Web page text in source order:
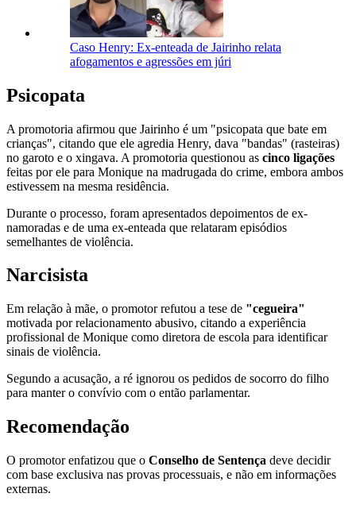
Caso Henry: Ex-enteada de Jairinho relata
afogamentos e agressões em júri
Psicopata
A promotoria afirmou que Jairinho é um "psicopata que bate em
crianças", citando que ele agredia Henry, dava "bandas" (rasteiras)
no garoto e o xingava. A promotoria questionou as cinco ligações
feitas por ele para Monique na madrugada do crime, embora ambos
estivessem na mesma residência.
Durante o processo, foram apresentados depoimentos de ex-
namoradas e de uma ex-enteada que relataram episódios
semelhantes de violência.
Narcisista
Em relação à mãe, o promotor refutou a tese de "cegueira"
motivada por relacionamento abusivo, citando a experiência
profissional de Monique como diretora de escola para identificar
sinais de violência.
Segundo a acusação, a ré ignorou os pedidos de socorro do filho
para manter o convívio com o então parlamentar.
Recomendação
O promotor enfatizou que o Conselho de Sentença deve decidir
com base exclusiva nas provas processuais, e não em informações
externas.